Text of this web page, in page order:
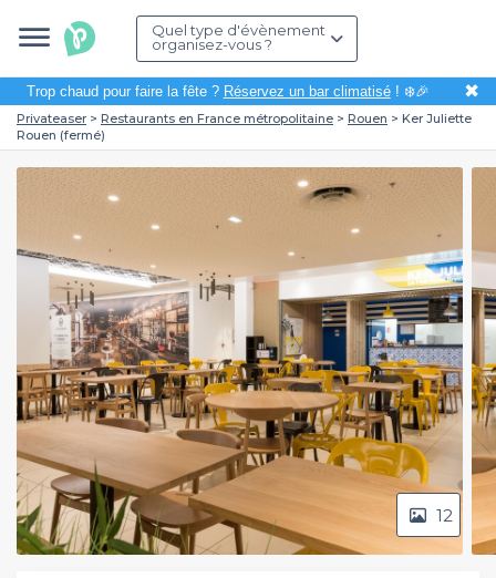
Quel type d'évènement
organisez-vous ?
Trop chaud pour faire la fête ? Réservez un bar climatisé! ❄️🎉 ✖
Privateaser Restaurants en France métropolitaine Rouen
Ker Juliette
Rouen (fermé)
12